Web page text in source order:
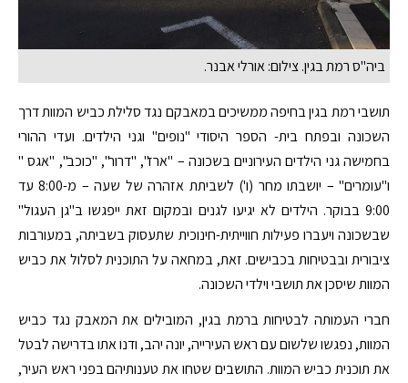
ביה"ס רמת בגין. צילום: אורלי אבנר.
תושבי רמת בגין בחיפה ממשיכים במאבקם נגד סלילת כביש המוות דרך
השכונה ובפתח בית- הספר היסודי "נופים" וגני הילדים. ועדי ההורי
בחמישה גני הילדים העירוניים בשכונה – "ארז", "דרור", "כוכב", "אגס "
ו"עומרים" – יושבתו מחר (ו') לשביתת אזהרה של שעה – מ-8:00 עד
9:00 בבוקר. הילדים לא יגיעו לגנים ובמקום זאת ייפגשו ב"גן העגול"
שבשכונה ויעברו פעילות חווייתית-חינוכית שתעסוק בשביתה, במעורבות
ציבורית ובבטיחות בכבישים. זאת, במחאה על התוכנית לסלול את כביש
המוות שיסכן את תושבי וילדי השכונה.
חברי העמותה לבטיחות ברמת בגין, המובילים את המאבק נגד כביש
המוות, נפגשו שלשום עם ראש העירייה, יונה יהב, ודנו אתו בדרישה לבטל
את תוכנית כביש המוות. התושבים שטחו את טענותיהם בפני ראש העיר,